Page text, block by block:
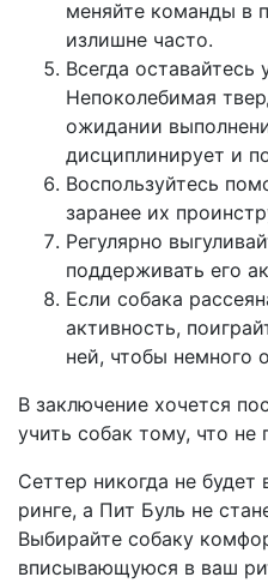
меняйте команды в
излишне часто.
Всегда
Непоколебимая
ожидании
дисциплинирует и
Воспользуйтесь
заранее их
Регулярно
поддерживать его
Если собака
активность,
ней, чтобы немного
В заключение хочется
учить собак тому, что
Сеттер никогда не
ринге, а Пит Буль не
Выбирайте собаку
вписывающуюся в ваш